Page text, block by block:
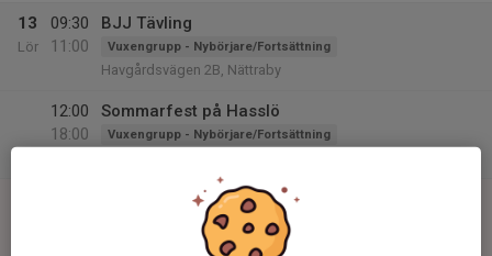
13
Lör
09:30
11:00
BJJ Tävling
Vuxengrupp - Nybörjare/Fortsättning
Havgårdsvägen 2B, Nättraby
12:00
18:00
Sommarfest på Hasslö
Vuxengrupp - Nybörjare/Fortsättning
BJJ NOGI Grunder
Vuxengrupp - Nybörjare/Fortsättning
Havgårdsvägen 2B, Nättraby